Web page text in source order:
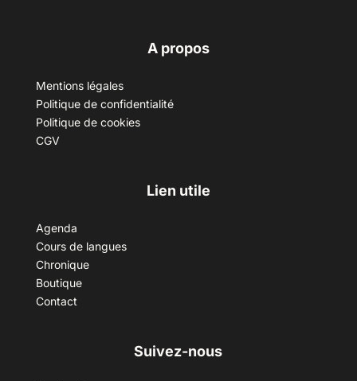
A propos
Mentions légales
Politique de confidentialité
Politique de cookies
CGV
Lien utile
Agenda
Cours de langues
Chronique
Boutique
Contact
Suivez-nous